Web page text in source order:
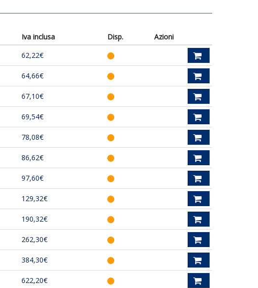
Iva inclusa Disp.
Azioni
62,22€
64,66€
67,10€
69,54€
78,08€
86,62€
97,60€
129,32€
190,32€
262,30€
384,30€
622,20€